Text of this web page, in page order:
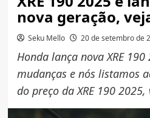
nova geração,
Seku Mello 20 de setembro de
Honda lança nova XRE
mudanças e nós listamos
do preço da XRE 190 2025,